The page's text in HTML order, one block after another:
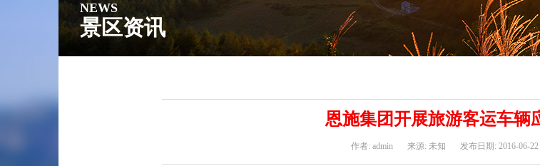
NEWS
景区资讯
恩施集团开展旅游客运车辆
作者: admin 来源: 未知 发布日期: 2016-06-22